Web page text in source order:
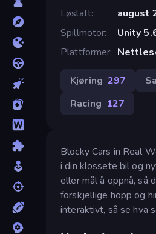
Løslatt
august
Spillmotor
Unity
Plattformer
Kjøring 297
Racing 127
Blocky Cars in Real
i din klossete bil og
eller mål å oppnå, så
forskjellige hopp og
interaktivt, så se hva